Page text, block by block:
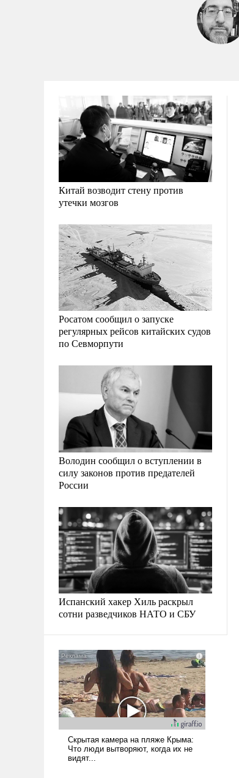
Китай возводит стену против
утечки мозгов
Росатом сообщил о запуске
регулярных рейсов китайских судов
по Севморпути
Володин сообщил о вступлении в
силу законов против предателей
России
Испанский хакер Хиль раскрыл
сотни разведчиков НАТО и СБУ